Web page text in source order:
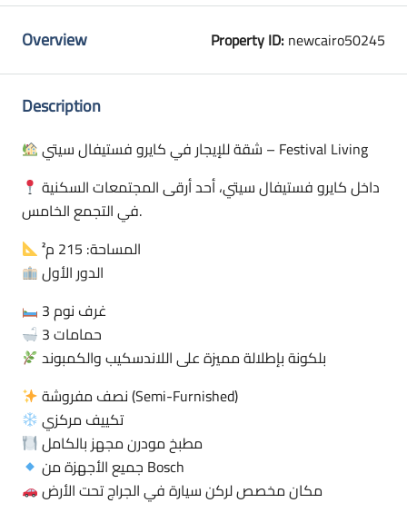
Overview Property ID: newcairo50245
Description
شقة للإيجار في كايرو فستيفال سيتي – Festival Living
داخل كايرو فستيفال سيتي، أحد أرقى المجتمعات السكنية
في التجمع الخامس.
المساحة: 215 م²
الدور الأول
3 غرف نوم
3 حمامات
بلكونة بإطلالة مميزة على اللاندسكيب والكمبوند
نصف مفروشة (Semi-Furnished)
تكييف مركزي
مطبخ مودرن مجهز بالكامل
جميع الأجهزة من Bosch
مكان مخصص لركن سيارة في الجراج تحت الأرض